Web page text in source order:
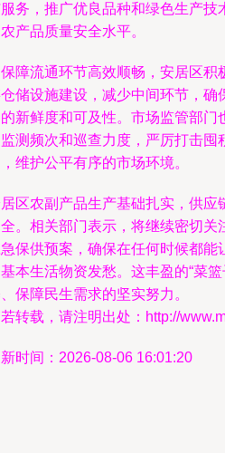
务，推广优良品种和绿色生产技
产品质量安全水平。
障流通环节高效顺畅，安居区积
储设施建设，减少中间环节，确
新鲜度和可及性。市场监管部门
测频次和巡查力度，严厉打击囤
维护公平有序的市场环境。
区农副产品生产基础扎实，供应
。相关部门表示，将继续密切关
保供预案，确保在任何时候都能
本生活物资发愁。这丰盈的“菜
保障民生需求的坚实努力。
转载，请注明出处：http://
时间：2026-08-06 16:01:20